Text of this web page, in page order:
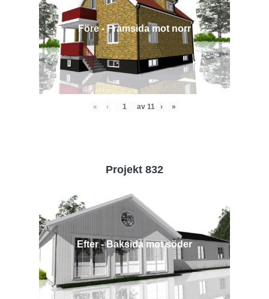
Före - Framsida mot norr
« ‹ av 11 › »
Projekt 832
Efter - Baksida mot söder